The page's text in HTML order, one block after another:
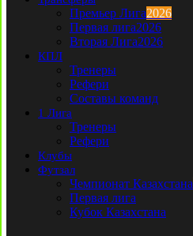
Премьер Лига2026
Первая лига2026
Вторая Лига2026
КПЛ
Тренеры
Рефери
Составы команд
1 Лига
Тренеры
Рефери
Клубы
Футзал
Чемпионат Казахстана
Первая лига
Кубок Казахстана